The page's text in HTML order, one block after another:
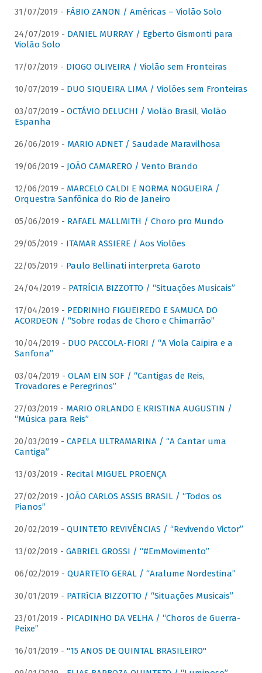
31/07/2019 - FÁBIO ZANON / Américas – Violão Solo
24/07/2019 - DANIEL MURRAY / Egberto Gismonti para
Violão Solo
17/07/2019 - DIOGO OLIVEIRA / Violão sem Fronteiras
10/07/2019 - DUO SIQUEIRA LIMA / Violões sem Fronteiras
03/07/2019 - OCTÁVIO DELUCHI / Violão Brasil, Violão
Espanha
26/06/2019 - MARIO ADNET / Saudade Maravilhosa
19/06/2019 - JOÃO CAMARERO / Vento Brando
12/06/2019 - MARCELO CALDI E NORMA NOGUEIRA /
Orquestra Sanfônica do Rio de Janeiro
05/06/2019 - RAFAEL MALLMITH / Choro pro Mundo
29/05/2019 - ITAMAR ASSIERE / Aos Violões
22/05/2019 - Paulo Bellinati interpreta Garoto
24/04/2019 - PATRÍCIA BIZZOTTO / “Situações Musicais”
17/04/2019 - PEDRINHO FIGUEIREDO E SAMUCA DO
ACORDEON / “Sobre rodas de Choro e Chimarrão”
10/04/2019 - DUO PACCOLA-FIORI / “A Viola Caipira e a
Sanfona”
03/04/2019 - OLAM EIN SOF / “Cantigas de Reis,
Trovadores e Peregrinos”
27/03/2019 - MARIO ORLANDO E KRISTINA AUGUSTIN /
“Música para Reis”
20/03/2019 - CAPELA ULTRAMARINA / “A Cantar uma
Cantiga”
13/03/2019 - Recital MIGUEL PROENÇA
27/02/2019 - JOÃO CARLOS ASSIS BRASIL / “Todos os
Pianos”
20/02/2019 - QUINTETO REVIVÊNCIAS / “Revivendo Victor”
13/02/2019 - GABRIEL GROSSI / “#EmMovimento”
06/02/2019 - QUARTETO GERAL / “Aralume Nordestina”
30/01/2019 - PATRíCIA BIZZOTTO / “Situações Musicais”
23/01/2019 - PICADINHO DA VELHA / “Choros de Guerra-
Peixe”
16/01/2019 - "15 ANOS DE QUINTAL BRASILEIRO"